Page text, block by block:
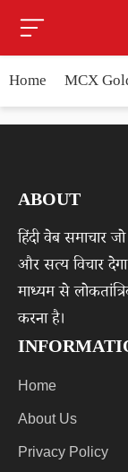
Home MCX
ABOUT
हिंदी वेब समाचार
और सत्य विचार
माध्यम से
करना है।
Home
About Us
Privacy Policy